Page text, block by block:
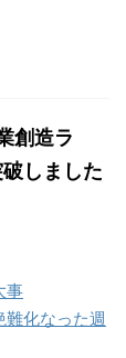
創造ラ
しました
事
化なった週